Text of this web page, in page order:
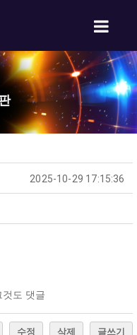
2025-10-29 17:15:36
도 댓글
수정 삭제 글쓰기